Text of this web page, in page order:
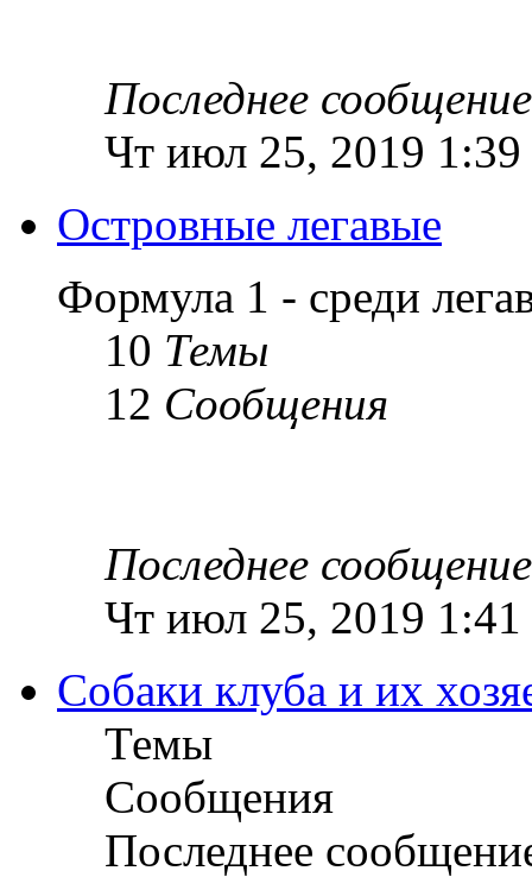
Последнее сообщение
Чт июл 25, 2019 1:39
Островные легавые
Формула 1 - среди
10 Темы
12 Сообщения
Последнее сообщение
Чт июл 25, 2019 1:41
Собаки клуба и их
Темы
Сообщения
Последнее